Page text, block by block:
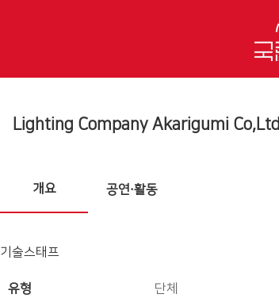
Lighting Company Akarigumi Co,Ltd
개요 공연·활동
기술스태프
유형 단체